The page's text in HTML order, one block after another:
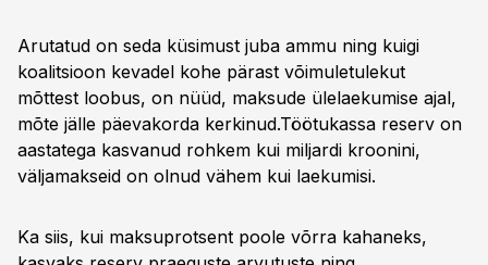
Arutatud on seda küsimust juba ammu ning kuigi
koalitsioon kevadel kohe pärast võimuletulekut
mõttest loobus, on nüüd, maksude ülelaekumise ajal,
mõte jälle päevakorda kerkinud.Töötukassa reserv on
aastatega kasvanud rohkem kui miljardi kroonini,
väljamakseid on olnud vähem kui laekumisi.
Ka siis, kui maksuprotsent poole võrra kahaneks,